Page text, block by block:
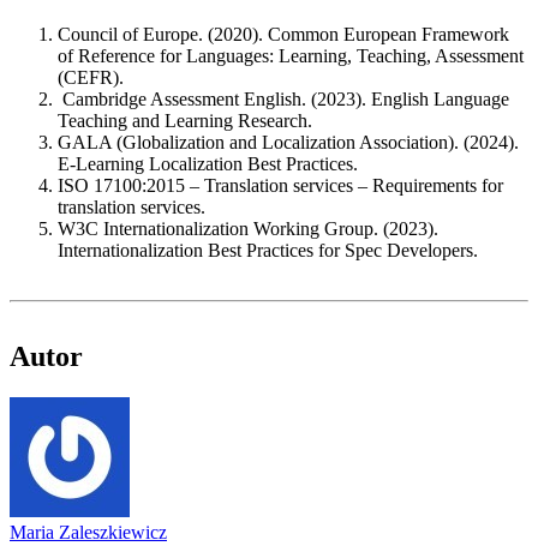
Council of Europe. (2020). Common European Framework
of Reference for Languages: Learning, Teaching, Assessment
(CEFR).
Cambridge Assessment English. (2023). English Language
Teaching and Learning Research.
GALA (Globalization and Localization Association). (2024).
E-Learning Localization Best Practices.
ISO 17100:2015 – Translation services – Requirements for
translation services.
W3C Internationalization Working Group. (2023).
Internationalization Best Practices for Spec Developers.
Autor
Maria Zaleszkiewicz